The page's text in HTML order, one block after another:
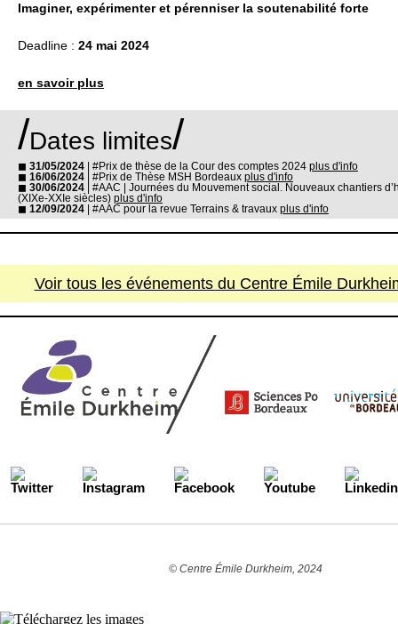
Imaginer, expérimenter et pérenniser la soutenabilité forte
Deadline : 24 mai 2024
en savoir plus
/Dates limites/
◼ 31/05/2024 | #Prix de thèse de la Cour des comptes 2024 plus d'info
◼ 16/06/2024 | #Prix de Thèse MSH Bordeaux plus d'info
◼ 30/06/2024
| #AAC | Journées du Mouvement social. Nouveaux chantiers
(XIXe-XXIe siècles) plus d'info
◼ 12/09/2024 | #AAC pour la revue Terrains & travaux plus d'info
Voir tous les événements du Centre Émile
© Centre Émile Durkheim, 2024